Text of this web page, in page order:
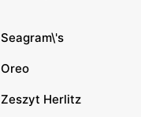
Seagram\'s
Oreo
Zeszyt Herlitz